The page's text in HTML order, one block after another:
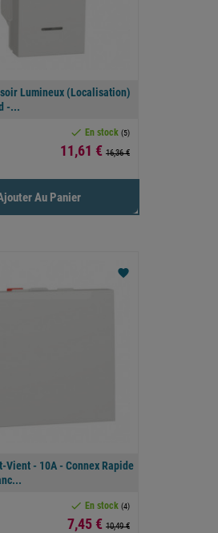
Lumineux (localisation)
-...
 En stock (5)
Prix
11,61 € 16,36 €
Au Panier
Vient - 10A - Connex Rapide
 En stock (4)
Prix
7,45 € 10,49 €
favorite